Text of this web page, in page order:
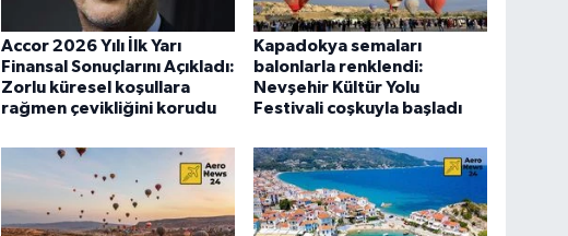
Accor 2026 Yılı İlk Yarı
Finansal Sonuçlarını Açıkladı:
Zorlu küresel koşullara
rağmen çevikliğini korudu
Kapadokya semaları
balonlarla renklendi:
Nevşehir Kültür Yolu
Festivali coşkuyla başladı